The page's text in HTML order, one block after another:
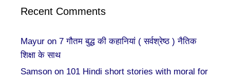
Recent Comments
Mayur on 7 गौतम बुद्ध की कहानियां ( सर्वश्रेष्ठ ) नैतिक
शिक्षा के साथ
Samson on 101 Hindi short stories with moral for